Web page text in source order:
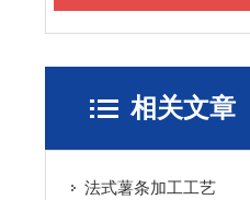
相关文章
法式薯条加工工艺